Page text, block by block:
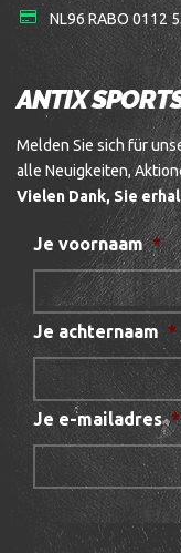
NL96 RABO 0112
ANTIX
Melden Sie sich für
alle Neuigkeiten,
Vielen Dank, Sie
Je voornaam *
Je achternaam *
Je e-mailadres *